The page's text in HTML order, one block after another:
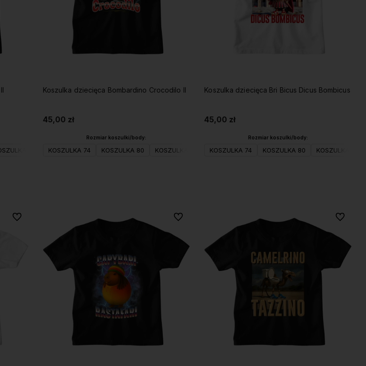
98 KOSZULKA 104(XS) KOSZULKA 116(S) KOSZULKA 128(M) KOSZULKA 140(L) KOSZULKA 152(XL)
Koszulka dziecięca Bombardino Crocodilo II
45,00 zł
Rozmiar koszulki/body:
KOSZULKA 74 KOSZULKA 80 KOSZULKA 98 KOSZULKA 104(XS) KOSZULKA 116(S)
Koszulka dziecięca Bri Bicus Dicus Bombicus
45,00 zł
Rozmiar koszulki/body:
KOSZULKA 74 KOSZULKA 80 KOSZULKA 98
Do ulubionych Do ulubionych Do